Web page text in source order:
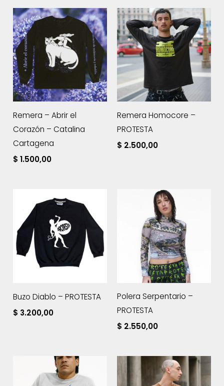
era:
$ 1.390,00.
es:
$ 1.100,00.
Remera – Abrir el
Corazón – Catalina
Cartagena
$ 1.500,00
Remera Homocore –
PROTESTA
$ 2.500,00
Buzo Diablo – PROTESTA
$ 3.200,00
Polera Serpentario –
PROTESTA
$ 2.550,00